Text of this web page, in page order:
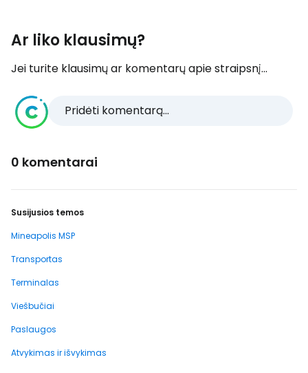
Ar liko klausimų?
Jei turite klausimų ar komentarų apie straipsnį...
Pridėti komentarą...
0 komentarai
Susijusios temos
Mineapolis MSP
Transportas
Terminalas
Viešbučiai
Paslaugos
Atvykimas ir išvykimas